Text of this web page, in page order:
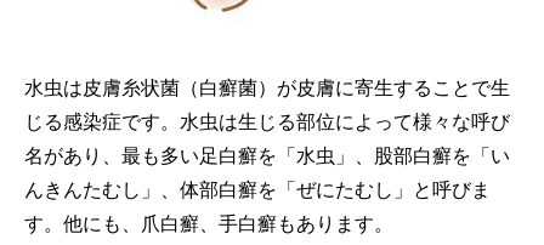
水虫は皮膚糸状菌（白癬菌）が皮膚に寄生することで生
じる感染症です。水虫は生じる部位によって様々な呼び
名があり、最も多い足白癬を「水虫」、股部白癬を「い
んきんたむし」、体部白癬を「ぜにたむし」と呼びま
す。他にも、爪白癬、手白癬もあります。